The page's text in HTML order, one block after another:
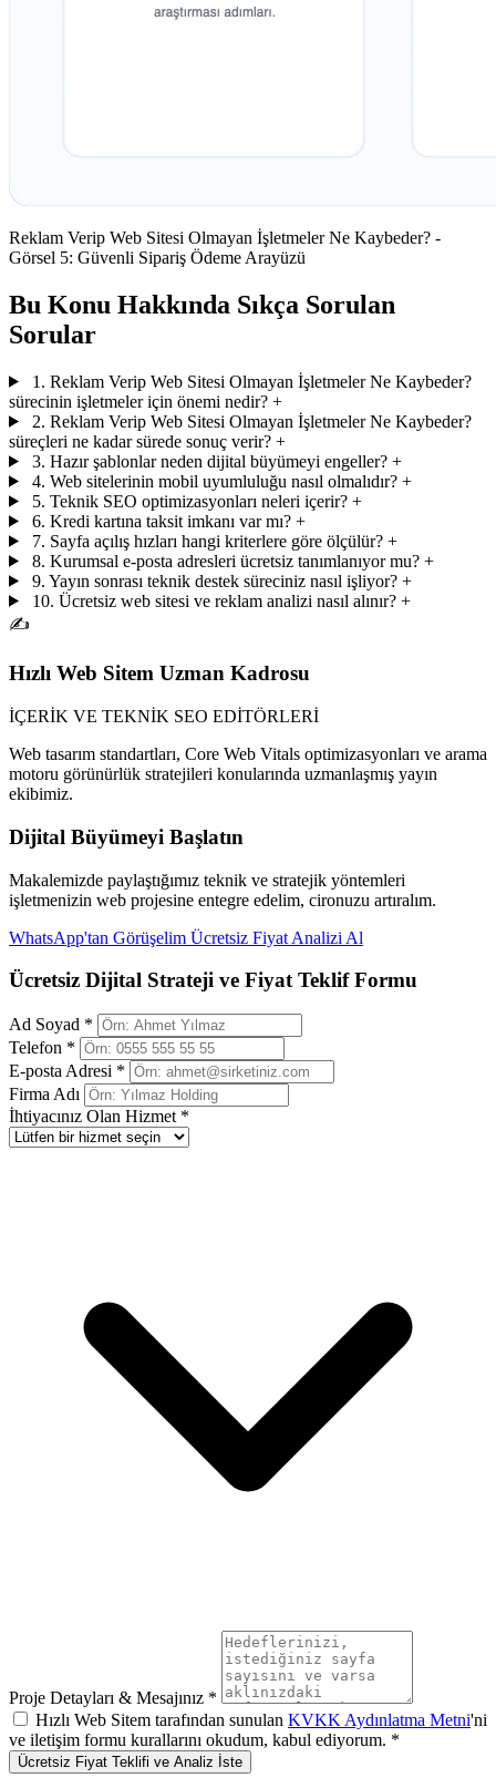
Reklam Verip Web Sitesi Olmayan İşletmeler Ne Kaybeder? -
Görsel 5: Güvenli Sipariş Ödeme Arayüzü
Bu Konu Hakkında Sıkça Sorulan
Sorular
1. Reklam Verip Web Sitesi Olmayan İşletmeler Ne Kaybeder?
sürecinin işletmeler için önemi nedir? +
2. Reklam Verip Web Sitesi Olmayan İşletmeler Ne Kaybeder?
süreçleri ne kadar sürede sonuç verir? +
3. Hazır şablonlar neden dijital büyümeyi engeller? +
4. Web sitelerinin mobil uyumluluğu nasıl olmalıdır? +
5. Teknik SEO optimizasyonları neleri içerir? +
6. Kredi kartına taksit imkanı var mı? +
7. Sayfa açılış hızları hangi kriterlere göre ölçülür? +
8. Kurumsal e-posta adresleri ücretsiz tanımlanıyor mu? +
9. Yayın sonrası teknik destek süreciniz nasıl işliyor? +
10. Ücretsiz web sitesi ve reklam analizi nasıl alınır? +
✍️
Hızlı Web Sitem Uzman Kadrosu
İÇERİK VE TEKNİK SEO EDİTÖRLERİ
Web tasarım standartları, Core Web Vitals optimizasyonları ve arama
motoru görünürlük stratejileri konularında uzmanlaşmış yayın
ekibimiz.
Dijital Büyümeyi Başlatın
Makalemizde paylaştığımız teknik ve stratejik yöntemleri
işletmenizin web projesine entegre edelim, cironuzu artıralım.
WhatsApp'tan Görüşelim Ücretsiz Fiyat Analizi Al
Ücretsiz Dijital Strateji ve Fiyat Teklif Formu
Ad Soyad *
Telefon *
E-posta Adresi *
Firma Adı
İhtiyacınız Olan Hizmet *
Proje Detayları & Mesajınız *
Hızlı Web Sitem tarafından sunulan KVKK Aydınlatma Metni'ni
ve iletişim formu kurallarını okudum, kabul ediyorum. *
Ücretsiz Fiyat Teklifi ve Analiz İste